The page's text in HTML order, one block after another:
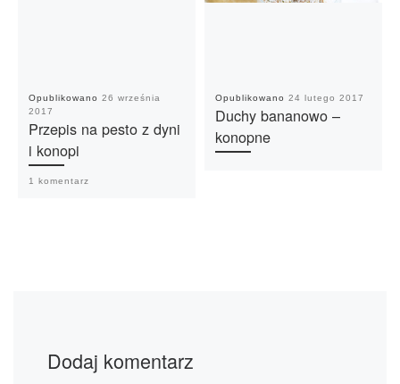
Opublikowano 26 września
2017
Przepis na pesto z dyni
i konopi
1 komentarz
Opublikowano 24 lutego 2017
Duchy bananowo –
konopne
Dodaj komentarz